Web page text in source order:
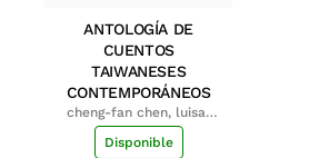
ANTOLOGÍA DE
CUENTOS
TAIWANESES
CONTEMPORÁNEOS
cheng-fan chen, luisa;
shu-ying chang, luisa
Disponible